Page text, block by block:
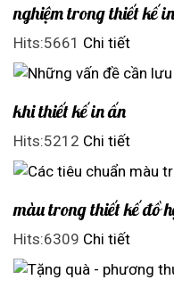
nghiệm trong thiết kế
Hits:5661 Chi tiết
khi thiết kế in ấn
Hits:5212 Chi tiết
màu trong thiết kế đồ
Hits:6309 Chi tiết